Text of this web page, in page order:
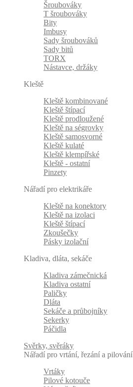
Šroubováky
T šroubováky
Bity
Imbusy
Sady šroubováků
Sady bitů
TORX
Nástavce, držáky
Kleště
Kleště kombinované
Kleště štípací
Kleště prodloužené
Kleště na ségrovky
Kleště samosvorné
Kleště kulaté
Kleště klempířské
Kleště - ostatní
Pinzety
Nářadí pro elektrikáře
Kleště na konektory
Kleště na izolaci
Kleště štípací
Zkoušečky
Pásky izolační
Kladiva, dláta, sekáče
Kladiva zámečnická
Kladiva ostatní
Paličky
Dláta
Sekáče a průbojníky
Sekerky
Páčidla
Svěrky, svěráky
Nářadí pro vrtání, řezání a pilování
Vrtáky
Pilové kotouče